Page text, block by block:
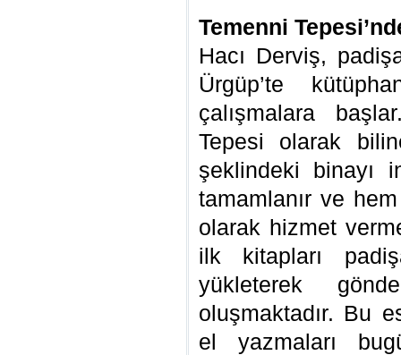
Temenni
Hacı Derviş,
Ürgüp’te
çalışmalara
Tepesi olarak
şeklindeki binayı
tamamlanır ve
olarak hizmet
ilk kitapları
yükleterek
oluşmaktadır. Bu
el yazmaları